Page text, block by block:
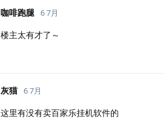
咖啡跑腿 6 7月
楼主太有才了～
灰猫 6 7月
这里有没有卖百家乐挂机软件的